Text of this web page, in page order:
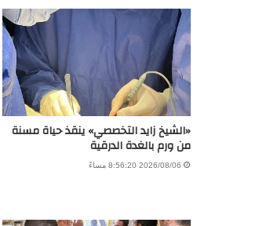
«الشيخ زايد التخصصي» ينقذ حياة مسنة
من ورم بالغدة الدرقية
2026/08/06 8:56:20 مساءً